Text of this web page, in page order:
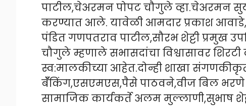
पाटील,चेअरमन पोपट चौगुले व्हा.चेअरमन
करण्यात आले. यावेळी आमदार प्रकाश
पंडित गणपतराव पाटील,सौरभ शेट्टी प्रमुख
चौगुले म्हणाले सभासदांचा विश्वासावर
स्व:मालकीच्या आहेत.दोन्ही शाखा
बॅँकिंग,एसएमएस,पैसे पाठवने,वीज बिल भरणे
सामाजिक कार्यकर्ते अलम मुल्लाणी,सुभाष